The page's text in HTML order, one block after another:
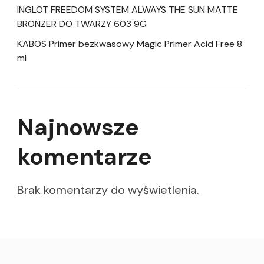
INGLOT FREEDOM SYSTEM ALWAYS THE SUN MATTE
BRONZER DO TWARZY 603 9G
KABOS Primer bezkwasowy Magic Primer Acid Free 8
ml
Najnowsze
komentarze
Brak komentarzy do wyświetlenia.